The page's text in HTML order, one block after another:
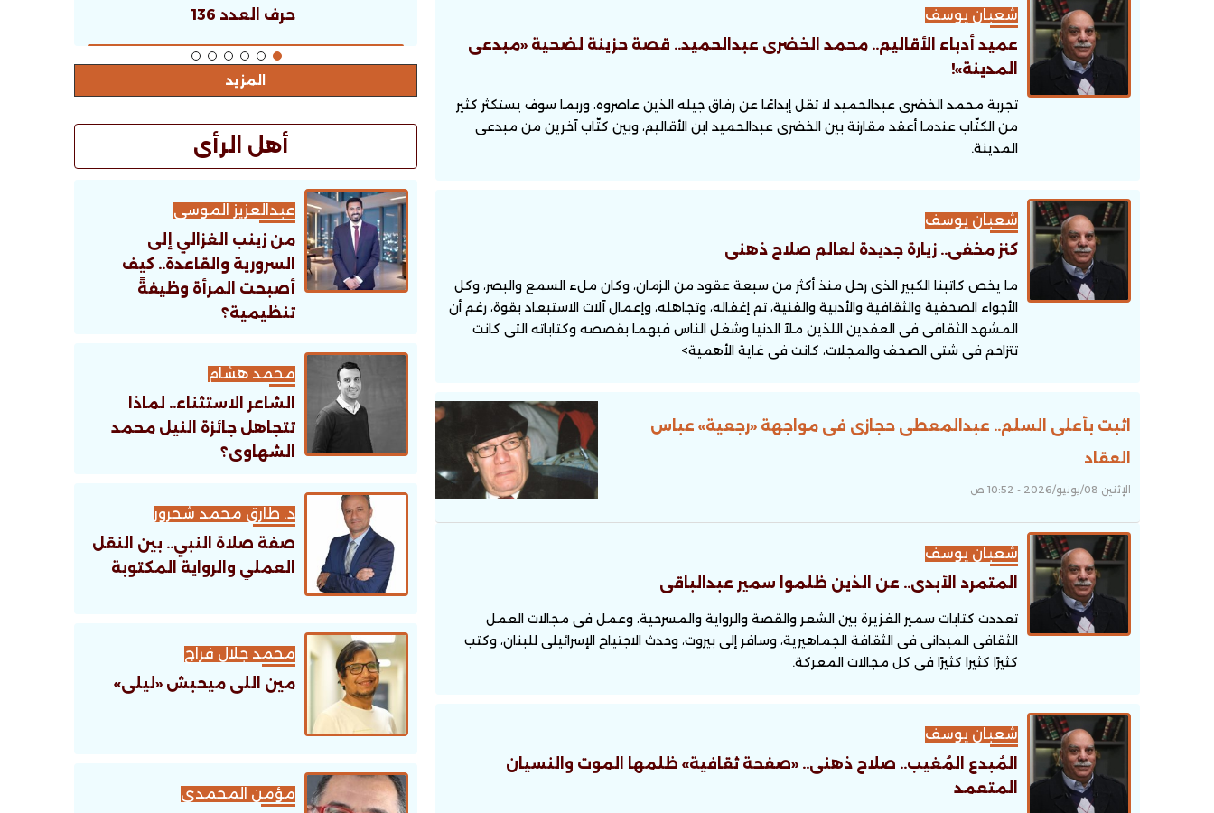
شعبان يوسف
عميد أدباء الأقاليم.. محمد الخضرى عبدالحميد.. قصة حزينة لضحية «مبدعى
المدينة»!
تجربة محمد الخضرى عبدالحميد لا تقل إبداعًا عن رفاق جيله الذين عاصروه، وربما سوف يستكثر كثير
من الكتّاب عندما أعقد مقارنة بين الخضرى عبدالحميد ابن الأقاليم، وبين كتّاب آخرين من مبدعى
المدينة.
شعبان يوسف
كنز مخفى.. زيارة جديدة لعالم صلاح ذهنى
ما يخص كاتبنا الكبير الذى رحل منذ أكثر من سبعة عقود من الزمان، وكان ملء السمع والبصر، وكل
الأجواء الصحفية والثقافية والأدبية والفنية، تم إغفاله، وتجاهله، وإعمال آلات الاستبعاد بقوة، رغم أن
المشهد الثقافى فى العقدين اللذين ملآ الدنيا وشغل الناس فيهما بقصصه وكتاباته التى كانت
تتزاحم فى شتى الصحف والمجلات، كانت فى غاية الأهمية>
اثبت بأعلى السلم.. عبدالمعطى حجازى فى مواجهة «رجعية» عباس
العقاد
الإثنين 08/يونيو/2026 - 10:52 ص
شعبان يوسف
المتمرد الأبدى.. عن الذين ظلموا سمير عبدالباقى
تعددت كتابات سمير الغزيرة بين الشعر والقصة والرواية والمسرحية، وعمل فى مجالات العمل
الثقافى الميدانى فى الثقافة الجماهيرية، وسافر إلى بيروت، وحدث الاجتياح الإسرائيلى للبنان، وكتب
كثيرًا كثيرا كثيرًا فى كل مجالات المعركة.
شعبان يوسف
المُبدع المُغيب.. صلاح ذهنى.. «صفحة ثقافية» ظلمها الموت والنسيان
المتعمد
حرف العدد 133 حرف العدد 136
المزيد
أهل الرأى
عبدالعزيز الموسى
من زينب الغزالي إلى
السرورية والقاعدة.. كيف
أصبحت المرأة وظيفةً
تنظيمية؟
محمد هشام
الشاعر الاستثناء.. لماذا
تتجاهل جائزة النيل محمد
الشهاوى؟
د. طارق محمد شحرور
صفة صلاة النبي.. بين النقل
العملي والرواية المكتوبة
محمد جلال فراج
مين اللى ميحبش «ليلى»
مؤمن المحمدى